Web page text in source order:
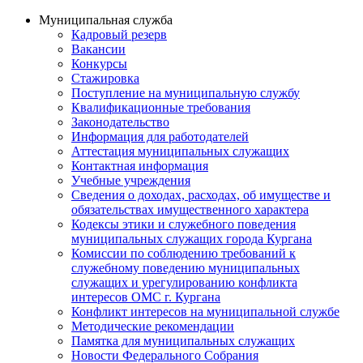
Муниципальная служба
Кадровый резерв
Вакансии
Конкурсы
Стажировка
Поступление на муниципальную службу
Квалификационные требования
Законодательство
Информация для работодателей
Аттестация муниципальных служащих
Контактная информация
Учебные учреждения
Сведения о доходах, расходах, об имуществе и
обязательствах имущественного характера
Кодексы этики и служебного поведения
муниципальных служащих города Кургана
Комиссии по соблюдению требований к
служебному поведению муниципальных
служащих и урегулированию конфликта
интересов ОМС г. Кургана
Конфликт интересов на муниципальной службе
Методические рекомендации
Памятка для муниципальных служащих
Новости Федерального Cобрания